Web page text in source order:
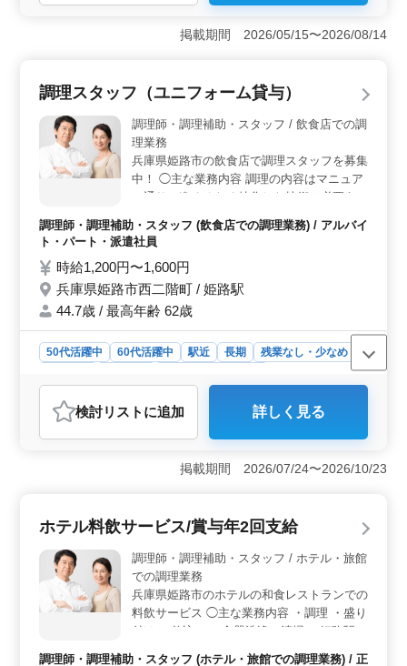
＜勤務環境＞ 姫路市のホテルで調理師スタッフ募
集！ 充実した福利厚生で、社会保険完備です。 経験
豊富な50代、60代の方も活躍中。若手に経験を伝えるチ
フバランスの確保もできます。 ＜アクセス便利＞
ホテルは姫路市に位置し、姫路駅からのアクセスも可
能。 さらに、車通勤も可能で通勤手当実費支給です。
掲載期間 2026/05/15〜2026/08/14
調理スタッフ（ユニフォーム貸与）
調理師・調理補助・スタッフ / 飲食店での調
理業務
兵庫県姫路市の飲食店で調理スタッフを募集
中！ ◯主な業務内容 調理の内容はマニュア
ル通りに進めるため特化した技術は必要あり
洗浄、清掃 ・管理業務、運営業務 ※就業時
間・日数により加入保険は異なります。 ※
年次有給休暇については採用時付与（付与日
数は採用月による） ※ユニフォーム貸与 ※
ワイン勉強会あり ※レクリエーションあり
事券（33,000円分支給） ※賞与は、業績に
より支給 業務内容、勤務体系に希望があれ
調理師・調理補助・スタッフ (飲食店での調理業務) / アルバイ
ト・パート・派遣社員
時給1,200円〜1,600円
兵庫県姫路市西二階町 / 姫路駅
44.7歳 / 最高年齢 62歳
50代活躍中 60代活躍中 駅近 長期
残業なし・少なめ
おすすめポイント
＜職場環境の魅力＞ 兵庫県姫路市の飲食店で、駅近で
通勤に便利な立地です。ユニフォームが貸与され、ワイ
ン勉強会やレクリエーションなどの楽しみもあるため、
おり、週3〜5日のシフト制で働けます。就業時間も10時
00分〜22時00分の間で相談に応じるため、自分のライフ
スタイルに合わせた働き方が可能です。 ＜待遇・福
利厚生＞ 時給1,200円〜1,600円で、業績に応じて賞与
も支給されます。雇用・労災・健康・厚生保険も完備さ
れており、福利厚生が充実しています。
検討リスト に追加 詳しく見る
掲載期間 2026/07/24〜2026/10/23
ホテル料飲サービス/賞与年2回支給
調理師・調理補助・スタッフ / ホテル・旅館
での調理業務
兵庫県姫路市のホテルの和食レストランでの
料飲サービス ◯主な業務内容 ・調理 ・盛り
付け ・仕込み ・食器洗浄、清掃 ＊姫路駅よ
調理師・調理補助・スタッフ (ホテル・旅館での調理業務) / 正